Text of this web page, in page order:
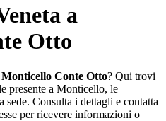
a
Otto
Conte Otto? Qui trovi
presente a Monticello, le
Consulta i dettagli e contatta
per ricevere informazioni o